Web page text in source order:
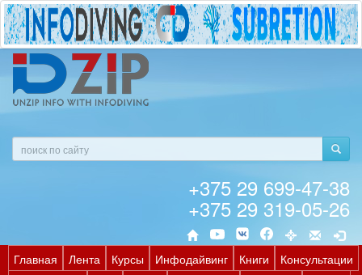
+375 29 699-47-38
+375 29 319-05-26
Главная Лента Курсы Инфодайвинг Книги
Консультации